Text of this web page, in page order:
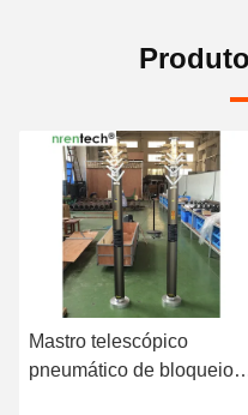
Mastro telescópico
pneumático de bloqueio